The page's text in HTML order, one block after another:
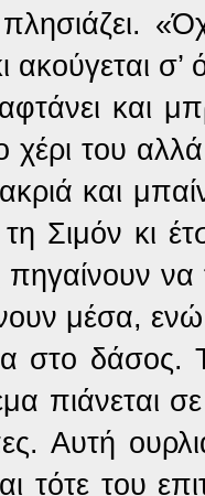
ακούγεται
και
χέρι του
και
Σιμόν κι
μέσα,
στο δάσος.
πιάνεται
Αυτή
τότε του